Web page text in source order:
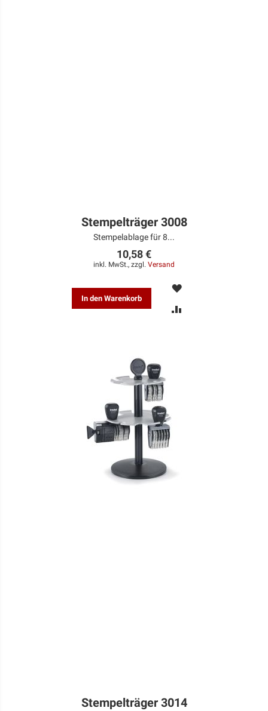
Stempelträger 3008
Stempelablage für 8...
10,58 €
inkl. MwSt., zzgl. Versand
In den Warenkorb
MERKEN
Stempelträger 3014